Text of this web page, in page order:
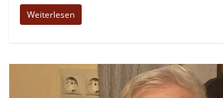
Weiterlesen